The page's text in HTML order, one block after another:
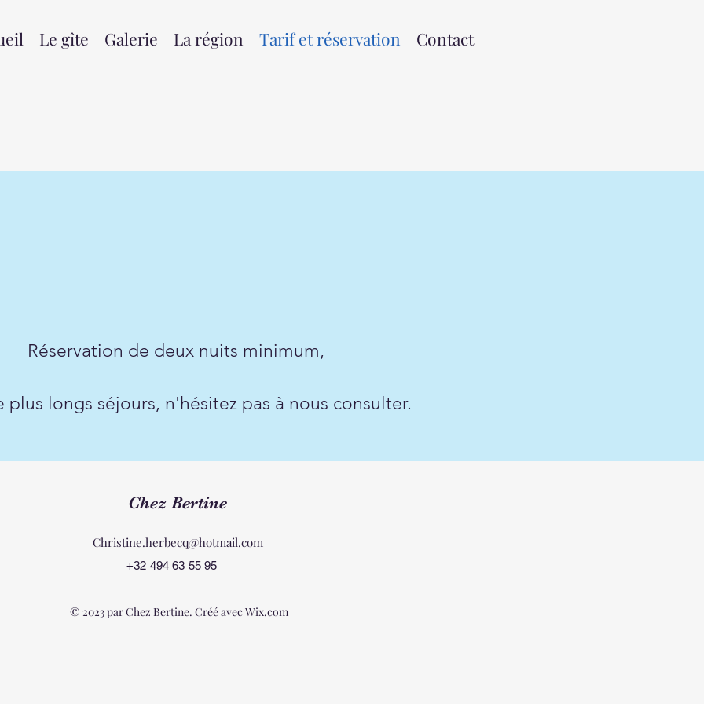
Le gîte Galerie La région Tarif et réservation Contact
Réservation de deux nuits minimum,
plus longs séjours, n'hésitez pas à nous consulter.
Chez Bertine
Christine.herbecq@hotmail.com
+32 494 63 55 95
© 2023 par Chez Bertine. Créé avec Wix.com